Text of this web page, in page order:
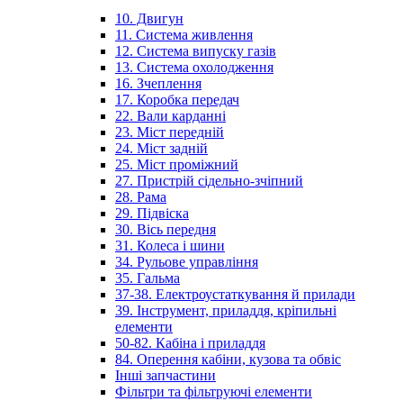
10. Двигун
11. Система живлення
12. Система випуску газів
13. Система охолодження
16. Зчеплення
17. Коробка передач
22. Вали карданні
23. Міст передній
24. Міст задній
25. Міст проміжний
27. Пристрій сідельно-зчіпний
28. Рама
29. Підвіска
30. Вісь передня
31. Колеса і шини
34. Рульове управління
35. Гальма
37-38. Електроустаткування й прилади
39. Інструмент, приладдя, кріпильні
елементи
50-82. Кабіна і приладдя
84. Оперення кабіни, кузова та обвіс
Інші запчастини
Фільтри та фільтруючі елементи